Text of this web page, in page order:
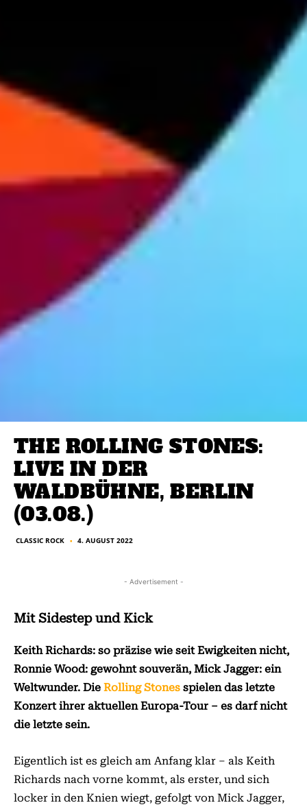
THE ROLLING STONES:
LIVE IN DER
WALDBÜHNE, BERLIN
(03.08.)
CLASSIC ROCK ■ 4. AUGUST 2022
- Advertisement -
Mit Sidestep und Kick
Keith Richards: so präzise wie seit Ewigkeiten nicht,
Ronnie Wood: gewohnt souverän, Mick Jagger: ein
Weltwunder. Die Rolling Stones spielen das letzte
Konzert ihrer aktuellen Europa-Tour – es darf nicht
die letzte sein.
Eigentlich ist es gleich am Anfang klar – als Keith
Richards nach vorne kommt, als erster, und sich
locker in den Knien wiegt, gefolgt von Mick Jagger,